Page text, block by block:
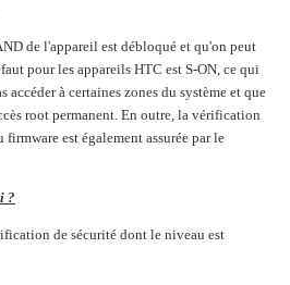
de l'appareil est débloqué et qu'on peut
pour les appareils HTC est S-ON, ce qui
à certaines zones du système et que
root permanent. En outre, la vérification
est également assurée par le
?
de sécurité dont le niveau est